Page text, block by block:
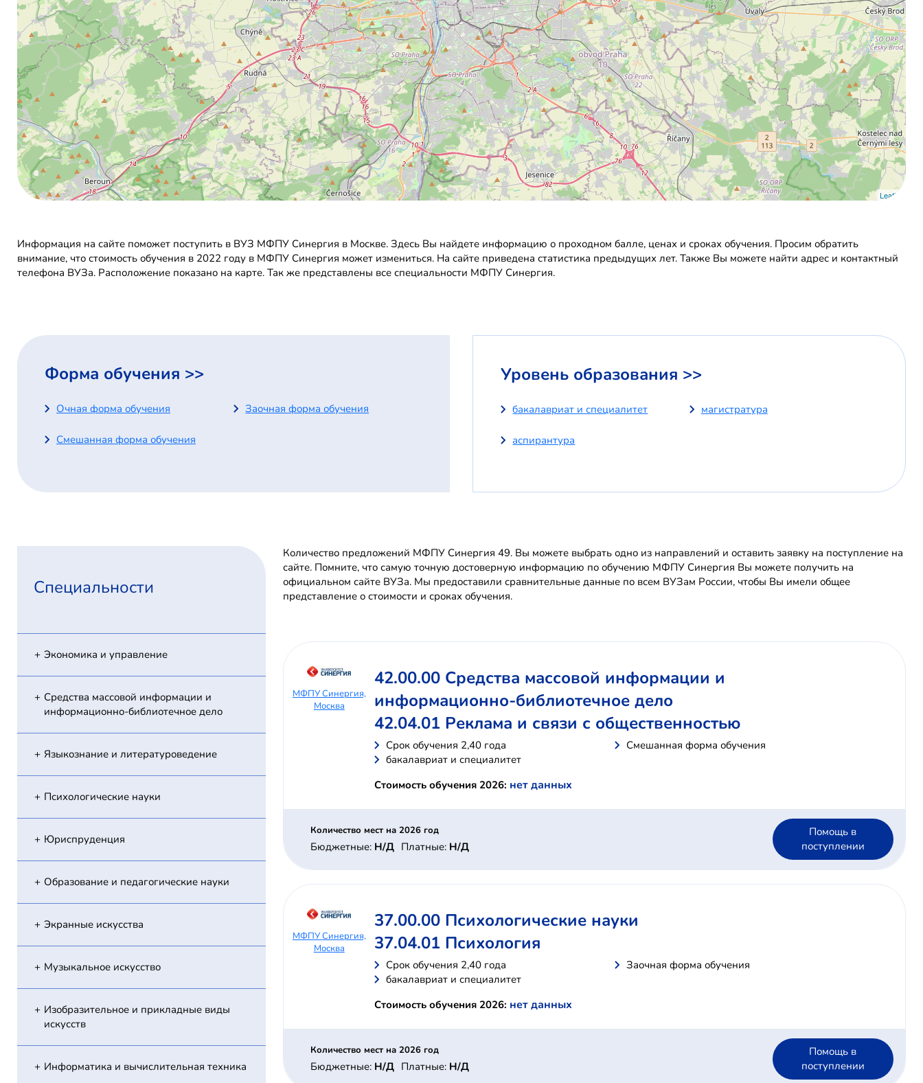
Leaflet
Информация на сайте поможет поступить в ВУЗ МФПУ Синергия в Москве. Здесь Вы найдете информацию о проходном балле, ценах и сроках обучения. Просим обратить
внимание, что стоимость обучения в 2022 году в МФПУ Синергия может измениться. На сайте приведена статистика предыдущих лет. Также Вы можете найти адрес и контактный
телефона ВУЗа. Расположение показано на карте. Так же представлены все специальности МФПУ Синергия.
Форма обучения >>
Очная форма обучения Заочная форма обучения
Смешанная форма обучения
Уровень образования >>
бакалавриат и специалитет магистратура
аспирантура
Специальности
Экономика и управление
Средства массовой информации и
информационно-библиотечное дело
Языкознание и литературоведение
Психологические науки
Юриспруденция
Образование и педагогические науки
Экранные искусства
Музыкальное искусство
Изобразительное и прикладные виды
искусств
Информатика и вычислительная техника
Количество предложений МФПУ Синергия 49. Вы можете выбрать одно из направлений и оставить заявку на поступление на
сайте. Помните, что самую точную достоверную информацию по обучению МФПУ Синергия Вы можете получить на
официальном сайте ВУЗа. Мы предоставили сравнительные данные по всем ВУЗам России, чтобы Вы имели общее
представление о стоимости и сроках обучения.
МФПУ Синергия,
Москва
42.00.00 Средства массовой информации и
информационно-библиотечное дело
42.04.01 Реклама и связи с общественностью
Cрок обучения 2,40 года
Смешанная форма обучения
бакалавриат и специалитет
Стоимость обучения 2026: нет данных
Количество мест на 2026 год
Бюджетные: Н/Д Платные: Н/Д
Помощь в
поступлении
МФПУ Синергия,
Москва
37.00.00 Психологические науки
37.04.01 Психология
Cрок обучения 2,40 года
Заочная форма обучения
бакалавриат и специалитет
Стоимость обучения 2026: нет данных
Количество мест на 2026 год
Бюджетные: Н/Д Платные: Н/Д
Помощь в
поступлении